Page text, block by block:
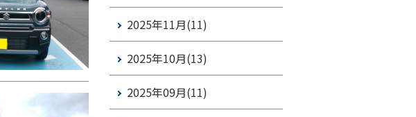
2025年11月(11)
2025年10月(13)
2025年09月(11)